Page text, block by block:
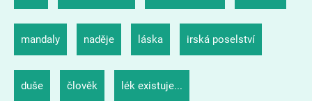
mandaly naděje láska irská poselství
duše člověk lék existuje...